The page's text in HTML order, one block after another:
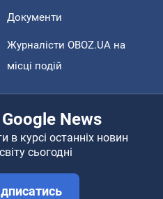
Документи
Журналісти OBOZ.UA на
місці подій
News
в курсі останніх новин
сьогодні